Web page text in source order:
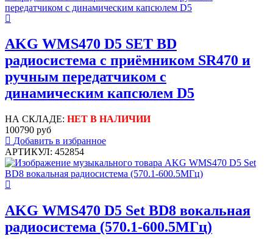
AKG WMS470 D5 SET BD
радиосистема с приёмником SR470 и
ручным передатчиком с
динамическим капсюлем D5
НА СКЛАДЕ: НЕТ В НАЛИЧИИ
100790 руб
Добавить в избранное
АРТИКУЛ: 452854
AKG WMS470 D5 Set BD8 вокальная
радиосистема (570.1-600.5МГц)